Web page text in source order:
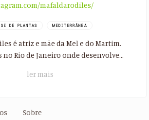
mafaldarodiles/
DE PLANTAS MEDITERRÂNEA
é atriz e mãe da Mel e do Martim.
no Rio de Janeiro onde desenvolve...
ler mais
Sobre